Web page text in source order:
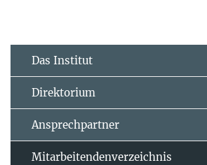
Das Institut
Direktorium
Ansprechpartner
Mitarbeitendenverzeichnis